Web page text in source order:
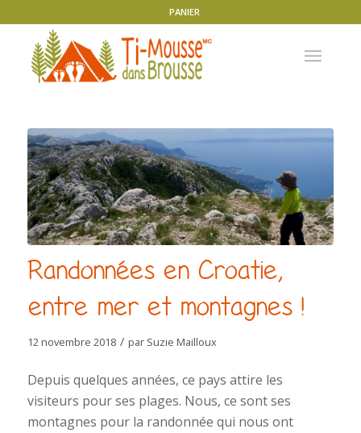
PANIER
Randonnées en Croatie,
entre mer et montagnes !
12 novembre 2018 / par Suzie Mailloux
Depuis quelques années, ce pays attire les
visiteurs pour ses plages. Nous, ce sont ses
montagnes pour la randonnée qui nous ont